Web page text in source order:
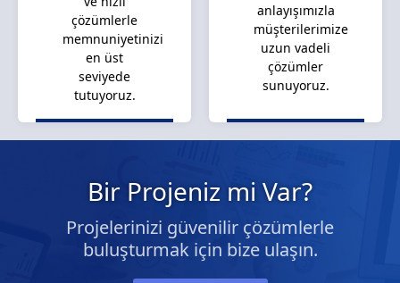
çözümlerle
memnuniyetinizi
en üst
seviyede
tutuyoruz.
anlayışımızla
müşterilerimize
uzun vadeli
çözümler
sunuyoruz.
Bir Projeniz mi Var?
Projelerinizi güvenilir çözümlerle
buluşturmak için bize ulaşın.